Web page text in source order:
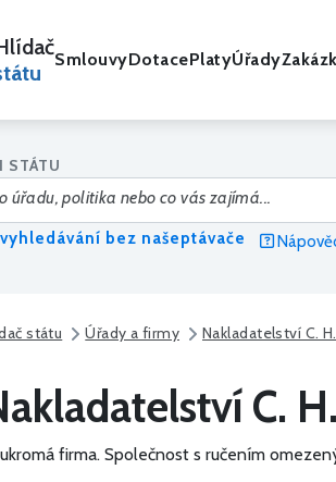
SmlouvyDotacePlatyÚřady
STÁTU
bez našeptávače
státu Úřady a firmy Nakladatelství C.
C.
firma. Společnost s ručením